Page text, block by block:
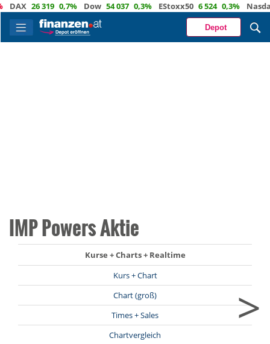
26 319 0,7% Dow 54 037 0,3% EStoxx50 6 524 0,3% Nasdaq
Depot
IMP Powers Aktie
Kurse + Charts + Realtime
Kurs + Chart
Chart (groß)
Times + Sales
Chartvergleich
>